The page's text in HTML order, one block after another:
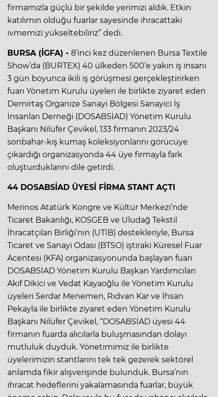
firmamızla güçlü bir şekilde yerimizi aldık. Etkin
katılımın olduğu fuarlar sayesinde ihracattaki
ivmemizi yükseltebiliriz” dedi.
BURSA (İGFA) - 8’inci kez düzenlenen Bursa Textile
Show’da (BURTEX) 40 ülkeden 500’e yakın iş insanı
3 gün boyunca ikili iş görüşmesi gerçekleştirirken
fuarı Yönetim Kurulu üyeleri ile birlikte ziyaret eden
Demirtaş Organize Sanayi Bölgesi Sanayici İş
İnsanları Derneği (DOSABSİAD) Yönetim Kurulu
Başkanı Nilüfer Çevikel, 133 firmanın 2023/24
sonbahar-kış kumaş koleksiyonlarını görücüye
çıkardığı organizasyonda 44 üye firmayla fark
oluşturduklarını dile getirdi.
44 DOSABSİAD ÜYESİ FİRMA STANT AÇTI
Merinos Atatürk Kongre ve Kültür Merkezi’nde
Ticaret Bakanlığı, KOSGEB ve Uludağ Tekstil
İhracatçıları Birliği’nin (UTİB) destekleriyle, Bursa
Ticaret ve Sanayi Odası (BTSO) iştiraki Küresel Fuar
Acentesi (KFA) organizasyonunda başlayan fuarı
DOSABSİAD Yönetim Kurulu Başkan Yardımcıları
Akif Dikici ve Vedat Kayaoğlu ile Yönetim Kurulu
üyeleri Serdar Menemen, Rıdvan Kar ve İhsan
Pekayla ile birlikte ziyaret eden Yönetim Kurulu
Başkanı Nilüfer Çevikel, “DOSABSİAD üyesi 44
firmanın fuarda alıcılarla buluşmasından dolayı
mutluluk duyduk. Yönetimimiz ile birlikte
üyelerimizin stantlarını tek tek gezerek sektörel
anlamda fikir alışverişinde bulunduk. Bursa’nın
ihracat hedeflerini yakalamasında fuarlar, büyük